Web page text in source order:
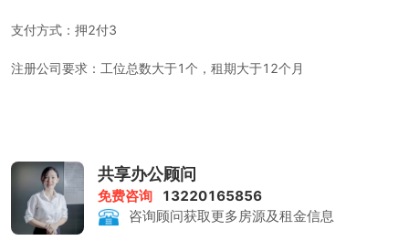
支付方式：押2付3
注册公司要求：工位总数大于1个，租期大于12个月
打印复印：1元/张
会议室：200-400元/小时
共享办公顾问
免费咨询
13220165856
咨询顾问获取更多房源及租金信息